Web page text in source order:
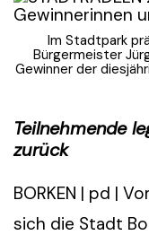
Im Stadtpark
Bürgermeister
Gewinner der
Teilnehmende
zurück
BORKEN | pd |
sich die Stadt